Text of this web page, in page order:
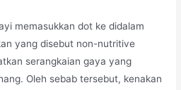
memasukkan dot ke didalam
yang disebut non-nutritive
serangkaian gaya yang
Oleh sebab tersebut, kenakan